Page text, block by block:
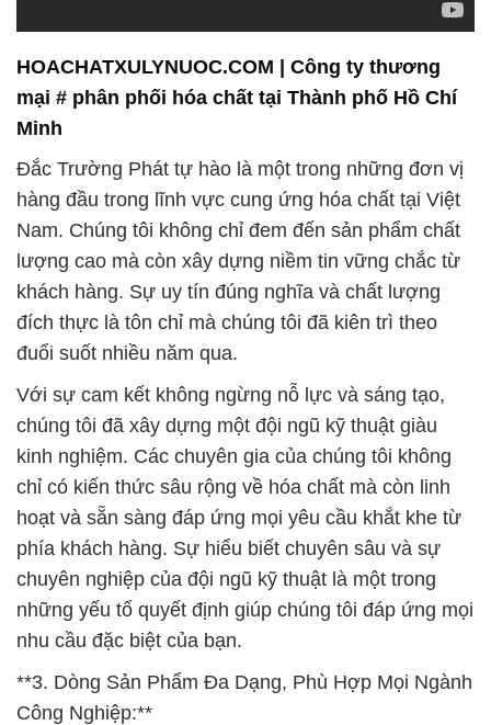
HOACHATXULYNUOC.COM | Công ty thương
mại # phân phối hóa chất tại Thành phố Hồ Chí
Minh
Đắc Trường Phát tự hào là một trong những đơn vị
hàng đầu trong lĩnh vực cung ứng hóa chất tại Việt
Nam. Chúng tôi không chỉ đem đến sản phẩm chất
lượng cao mà còn xây dựng niềm tin vững chắc từ
khách hàng. Sự uy tín đúng nghĩa và chất lượng
đích thực là tôn chỉ mà chúng tôi đã kiên trì theo
đuổi suốt nhiều năm qua.
Với sự cam kết không ngừng nỗ lực và sáng tạo,
chúng tôi đã xây dựng một đội ngũ kỹ thuật giàu
kinh nghiệm. Các chuyên gia của chúng tôi không
chỉ có kiến thức sâu rộng về hóa chất mà còn linh
hoạt và sẵn sàng đáp ứng mọi yêu cầu khắt khe từ
phía khách hàng. Sự hiểu biết chuyên sâu và sự
chuyên nghiệp của đội ngũ kỹ thuật là một trong
những yếu tố quyết định giúp chúng tôi đáp ứng mọi
nhu cầu đặc biệt của bạn.
**3. Dòng Sản Phẩm Đa Dạng, Phù Hợp Mọi Ngành
Công Nghiệp:**